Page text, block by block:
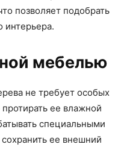
позволяет подобрать
интерьера.
мебелью
не требует особых
ее влажной
специальными
ее внешний